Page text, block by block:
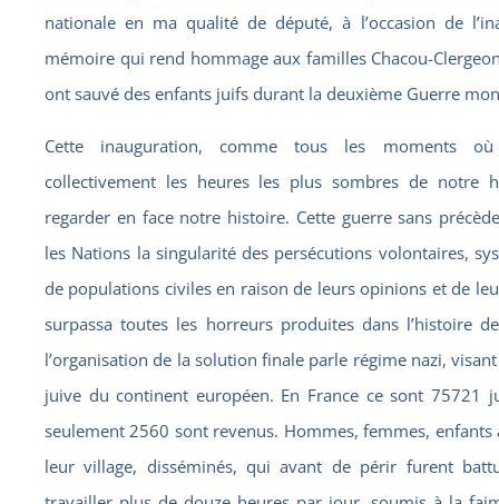
nationale en ma qualité de député, à l’occasion de
mémoire qui rend hommage aux familles Chacou-
ont sauvé des enfants juifs durant la deuxième Guerre
Cette inauguration, comme tous les moments
collectivement les heures les plus sombres de notre
regarder en face notre histoire. Cette guerre sans
les Nations la singularité des persécutions volontaires,
de populations civiles en raison de leurs opinions et de
surpassa toutes les horreurs produites dans l’histoire
l’organisation de la solution finale parle régime nazi,
juive du continent européen. En France ce sont 75721
seulement 2560 sont revenus. Hommes, femmes,
leur village, disséminés, qui avant de périr furent